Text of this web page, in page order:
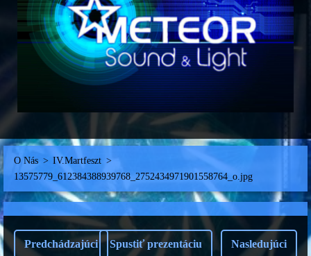
O Nás > IV.Martfeszt >
13575779_612384388939768_2752434971901558764_o.jpg
Predchádzajúci Spustiť prezentáciu Nasledujúci